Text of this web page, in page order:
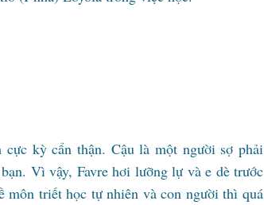
kỳ cẩn thận. Cậu là một người sợ phải
Vì vậy, Favre hơi lưỡng lự và e dè trước
môn triết học tự nhiên và con người thì quá